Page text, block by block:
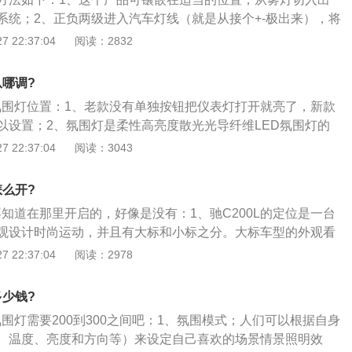
统；2、正负两级进入汽车灯线（就是从接个+-极出来），将
理后放置在原车灯罩内即可（也可贴在汽车防擦杆座上）
随。使用的线路负荷必须大于负载不能小。
22:37:04 阅读：2832
调?
灯位置：1、老款没有单独按钮把仪表灯打开就亮了，新款
设置；2、氛围灯是柔性高亮度散光光导纤维LED氛围灯的
的照明灯，通常是红色、蓝色、绿色等，主要为了使车厢在
主要材料为LED，即发光二极管，LED是一种固态的半导体
N型半导体之间有一个过渡层，称为PN结。在某些半导体
的少数载流子与多数载流子复合时会把多余的能量以光的形
电能直接转换为光能。PN结加反向电压，少数载流子难以注
向工作状态时（即两端加上正向电压），电流从LED阳极
晶体就发出从紫外到红外不同颜色的光线，光的强弱与电流
光的原理。而光的波长也就是光的颜色，是由形成PN结的材
22:37:04 阅读：3043
开?
道在那里开启的，好像是没有：1、驰C200L的定位是一台
设计时尚运动，并且有大标和小标之分。大标车型的外观看
；2、在同级别的车型中C200L的售价是属于比较高的，同
所搭载的是一台2.0t的涡轮增压发动机，这台发动机的最大
扭矩为300牛米，百公里加速仅为七点九秒，工信部给出的
，与之匹配的是一台九挡手自一体变速箱。
22:37:04 阅读：2978
钱?
灯需要200到300之间吧：1、氛围模式；人们可以根据自身
温度、亮度和方向等）来设定自己喜欢的场景情景照明效